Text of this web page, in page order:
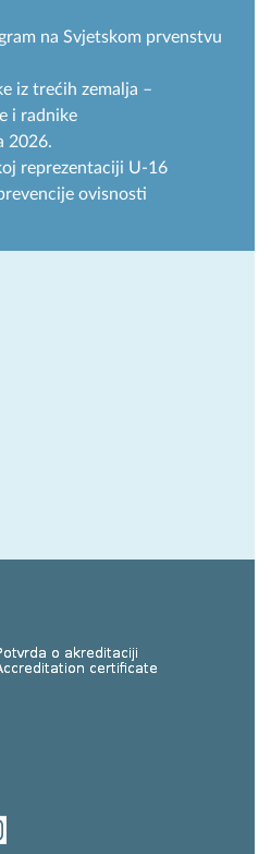
na Svjetskom prvenstvu
iz trećih zemalja –
i radnike
2026.
reprezentaciji U-16
ovisnosti